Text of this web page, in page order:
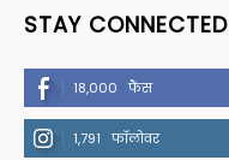
STAY CONNECTED
18,000 फैंस
1,791 फॉलोवर